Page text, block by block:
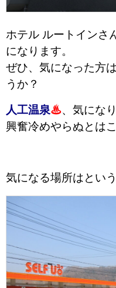
ホテル ルートインさ
になります。
ぜひ、気になった方
うか？
人工温泉♨、気にな
興奮冷めやらぬとは
気になる場所はとい